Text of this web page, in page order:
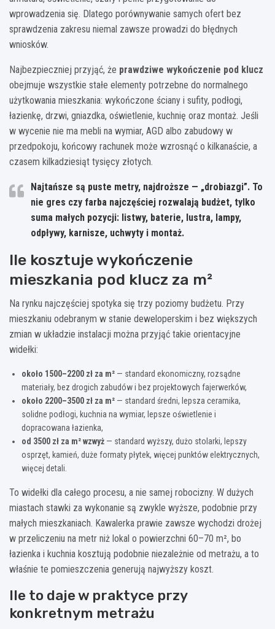
wprowadzenia się. Dlatego porównywanie samych ofert bez
sprawdzenia zakresu niemal zawsze prowadzi do błędnych
wniosków.
Najbezpieczniej przyjąć, że prawdziwe wykończenie pod klucz
obejmuje wszystkie stałe elementy potrzebne do normalnego
użytkowania mieszkania: wykończone ściany i sufity, podłogi,
łazienkę, drzwi, gniazdka, oświetlenie, kuchnię oraz montaż. Jeśli
w wycenie nie ma mebli na wymiar, AGD albo zabudowy w
przedpokoju, końcowy rachunek może wzrosnąć o kilkanaście, a
czasem kilkadziesiąt tysięcy złotych.
Najtańsze są puste metry, najdroższe — „drobiazgi”. To
nie gres czy farba najczęściej rozwalają budżet, tylko
suma małych pozycji: listwy, baterie, lustra, lampy,
odpływy, karnisze, uchwyty i montaż.
Ile kosztuje wykończenie
mieszkania pod klucz za m²
Na rynku najczęściej spotyka się trzy poziomy budżetu. Przy
mieszkaniu odebranym w stanie deweloperskim i bez większych
zmian w układzie instalacji można przyjąć takie orientacyjne
widełki:
około 1500–2200 zł za m² — standard ekonomiczny, rozsądne
materiały, bez drogich zabudów i bez projektowych fajerwerków,
około 2200–3500 zł za m² — standard średni, lepsza ceramika,
solidne podłogi, kuchnia na wymiar, lepsze oświetlenie i
dopracowana łazienka,
od 3500 zł za m² wzwyż — standard wyższy, dużo stolarki, lepszy
osprzęt, kamień, duże formaty płytek, więcej punktów elektrycznych,
więcej detali.
To widełki dla całego procesu, a nie samej robocizny. W dużych
miastach stawki za wykonanie są zwykle wyższe, podobnie przy
małych mieszkaniach. Kawalerka prawie zawsze wychodzi drożej
w przeliczeniu na metr niż lokal o powierzchni 60–70 m², bo
łazienka i kuchnia kosztują podobnie niezależnie od metrażu, a to
właśnie te pomieszczenia generują najwyższy koszt.
Ile to daje w praktyce przy
konkretnym metrażu